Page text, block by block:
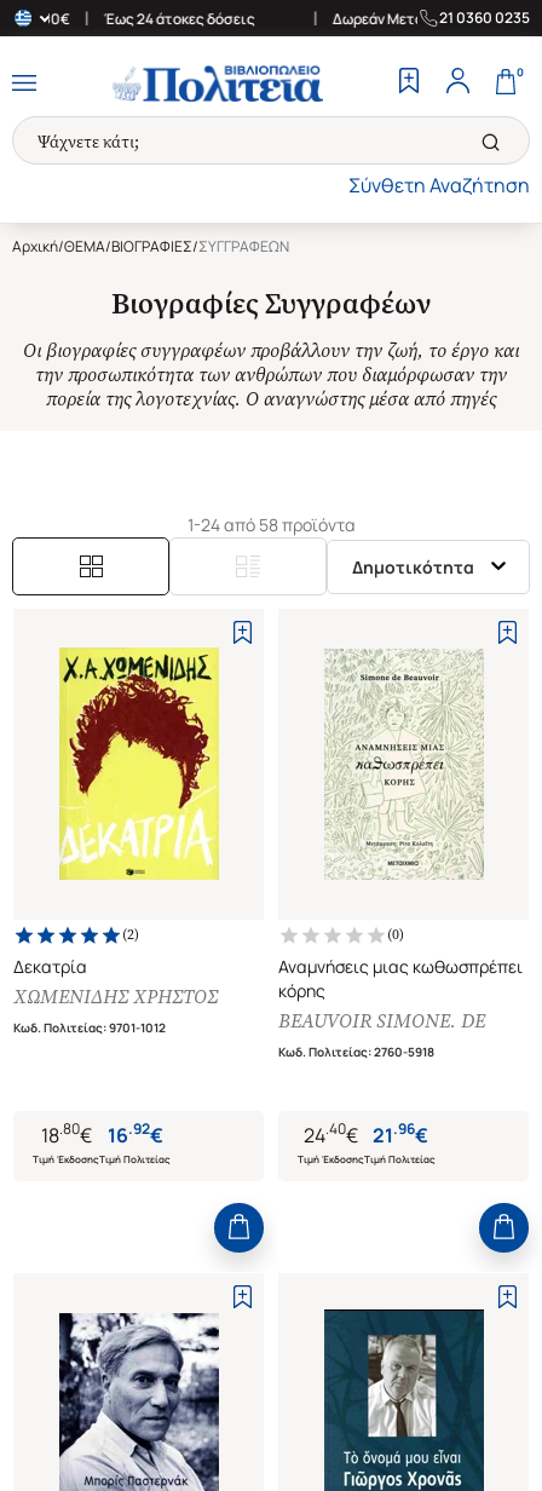
30€ | Έως 24 άτοκες δόσεις Δωρεάν Μεταφορικά στην Ελλάδα
21 0360 0235
Σύνθετη Αναζήτηση
0
Αρχική/ΘΕΜΑ/ΒΙΟΓΡΑΦΙΕΣ/ΣΥΓΓΡΑΦΕΩΝ
Βιογραφίες Συγγραφέων
Οι βιογραφίες συγγραφέων προβάλλουν την ζωή, το έργο και
την προσωπικότητα των ανθρώπων που διαμόρφωσαν την
πορεία της λογοτεχνίας. Ο αναγνώστης μέσα από πηγές
1-24 από 58 προϊόντα
Δημοτικότητα
(2)
Δεκατρία
ΧΩΜΕΝΙΔΗΣ ΧΡΗΣΤΟΣ
Κωδ. Πολιτείας:9701-1012
18.80€
Τιμή Έκδοσης
16.92€
Τιμή Πολιτείας
(0)
Αναμνήσεις μιας κωθωσπρέπει
κόρης
BEAUVOIR SIMONE. DE
Κωδ. Πολιτείας:2760-5918
24.40€
Τιμή Έκδοσης
21.96€
Τιμή Πολιτείας